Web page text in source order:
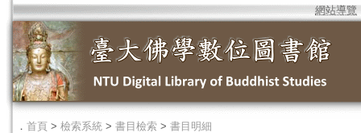
網站導覽
． 首頁 > 檢索系統 > 書目檢索 > 書目明細